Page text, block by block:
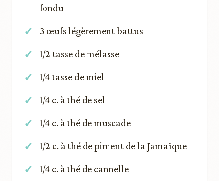
fondu
3 œufs légèrement battus
1/2 tasse de mélasse
1/4 tasse de miel
1/4 c. à thé de sel
1/4 c. à thé de muscade
1/2 c. à thé de piment de la Jamaïque
1/4 c. à thé de cannelle